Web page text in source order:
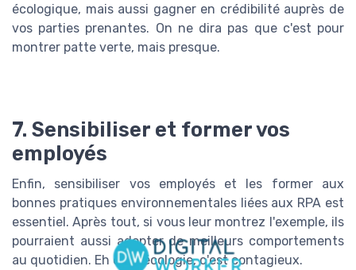
écologique, mais aussi gagner en crédibilité auprès de
vos parties prenantes. On ne dira pas que c'est pour
montrer patte verte, mais presque.
7. Sensibiliser et former vos
employés
Enfin, sensibiliser vos employés et les former aux
bonnes pratiques environnementales liées aux RPA est
essentiel. Après tout, si vous leur montrez l'exemple, ils
pourraient aussi adopter de meilleurs comportements
au quotidien. Eh oui, l'écologie, c'est contagieux.